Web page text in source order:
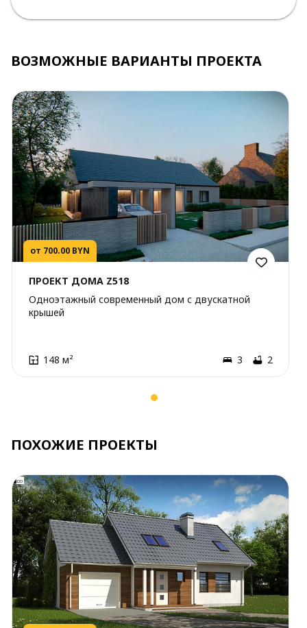
ВОЗМОЖНЫЕ ВАРИАНТЫ ПРОЕКТА
от 700.00 BYN
ПРОЕКТ ДОМА Z518
Одноэтажный современный дом с двускатной
крышей
148 м² 3 2
ПОХОЖИЕ ПРОЕКТЫ